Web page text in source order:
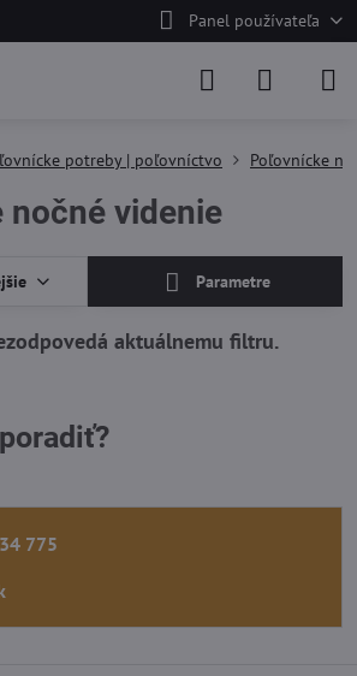
Panel používateľa
potreby | poľovníctvo Poľovnícke
videnie
Parametre
775